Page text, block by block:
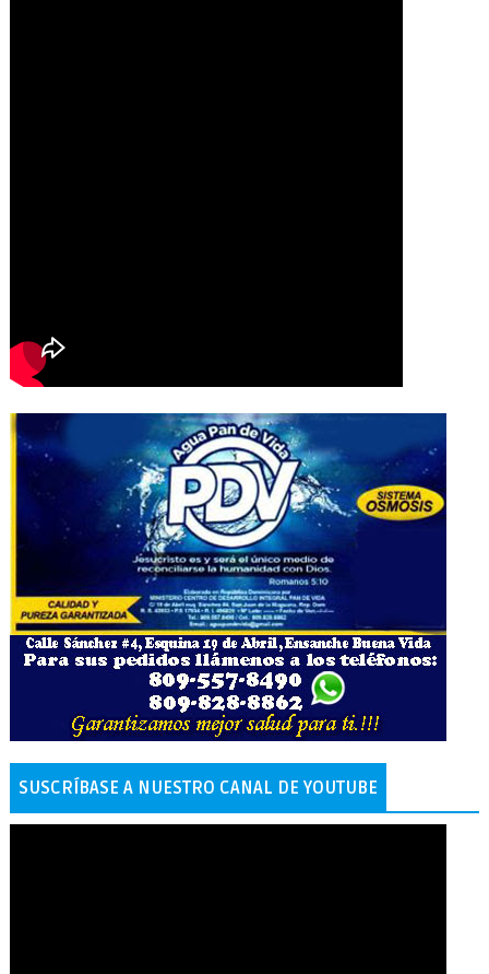
SUSCRÍBASE A NUESTRO CANAL DE YOUTUBE